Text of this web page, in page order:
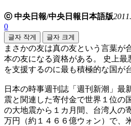
ⓒ 中央日報/中央日報日本語版
0
글자 작게 글자 크게
まさかの友は真の友という言葉が
本の友になる資格がある。 史上最
を支援するのに最も積極的な国が
日本の時事週刊誌「週刊新潮」最
震と関連した寄付金で世界１位の
の大地震から１カ月間、台湾人の
万円（約１４６６億ウォン）で、